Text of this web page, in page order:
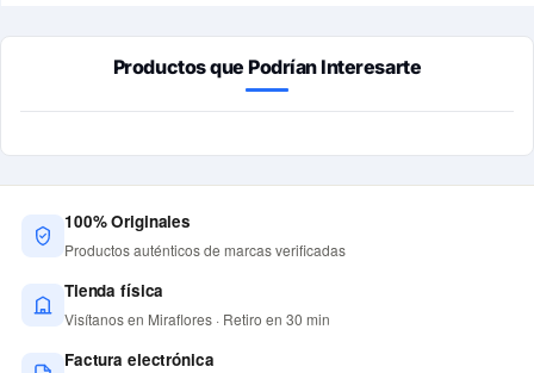
Productos que Podrían Interesarte
100% Originales
Productos auténticos de marcas verificadas
Tienda física
Visítanos en Miraflores · Retiro en 30 min
Factura electrónica